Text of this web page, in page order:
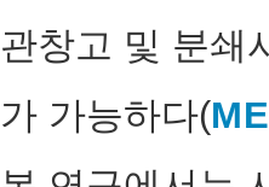
관창고 및 분쇄
가 가능하다(